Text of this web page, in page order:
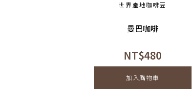
世界產地咖啡豆
曼巴咖啡
NT$480
加入購物車